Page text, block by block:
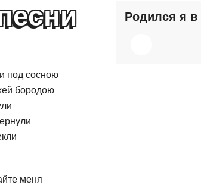
под сосною
бородою
меня
Родился я